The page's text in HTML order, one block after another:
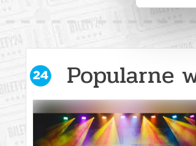
Popularne